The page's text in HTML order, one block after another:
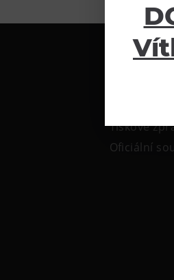
Ke
Tiskové
Oficiální